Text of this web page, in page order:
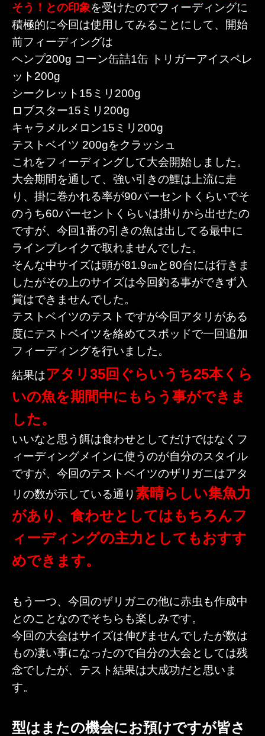
そう！との印象を受けたのでフィーディングに
積極的に今回は使用してみることにして、開始
前フィーディングは
ヘンプ200g コーン缶詰1缶 トリガーアイスペレ
ット200g
シークレット15ミリ200g
ロブスター15ミリ200g
キャラメルメロン15ミリ200g
テストベイツ 200gをクラッシュ
これをフィーディングして大会開始しました。
大会期間を通して、強い引きの鯉は上流に走
り、掛に巻かれる率が90パーセントくらいでそ
のうち60パーセントくらいは掛りから出せたの
ですが、今回1番の引きの魚は出してる最中に
ラインブレイクで取れませんでした。
そんな中サイズは頭が81.9㎝と80台には行きま
したがその上のサイズは今回釣る事ができず入
賞はできませんでした。
テストベイツのテストですが今回アタリがある
度にテストベイツを絡めてスポッドで一回追加
フィーディングを行いました。
結果はアタリ35回ぐらいうち25本くら
いの魚を期間中にもらう事ができま
した。
いいなと思う餌は食わせとしてだけではなくフ
ィーディングメインに使うのが自分のスタイル
ですが、今回のテストベイツのザリガニはアタ
リの数が示している通り素晴らしい集魚力
があり、食わせとしてはもちろんフ
ィーディングの主力としてもおすす
めできます。
もう一つ、今回のザリガニの他に赤虫も作成中
とのことなのでそちらも楽しみです。
今回の大会はサイズは伸びませんでしたが数は
もの凄い事になったので自分の大会としては残
念でしたが、テスト結果は大成功だと思いま
す。
型はまたの機会にお預けですが皆さ